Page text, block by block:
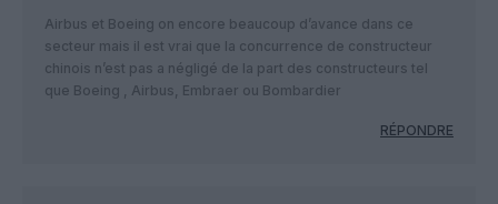
Airbus et Boeing on encore beaucoup d’avance dans ce
secteur mais il est vrai que la concurrence de constructeur
chinois n’est pas a négligé de la part des constructeurs tel
que Boeing , Airbus, Embraer ou Bombardier
RÉPONDRE